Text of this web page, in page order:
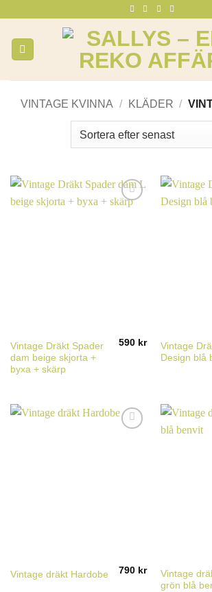
content
VINTAGE KVINNA / KLÄDER /
Vintage Dräkt Spader
dam beige skjorta +
byxa + skärp
590 kr
Vintage
Design blå
Vintage dräkt Hardobe 790 kr
Vintage
grön blå